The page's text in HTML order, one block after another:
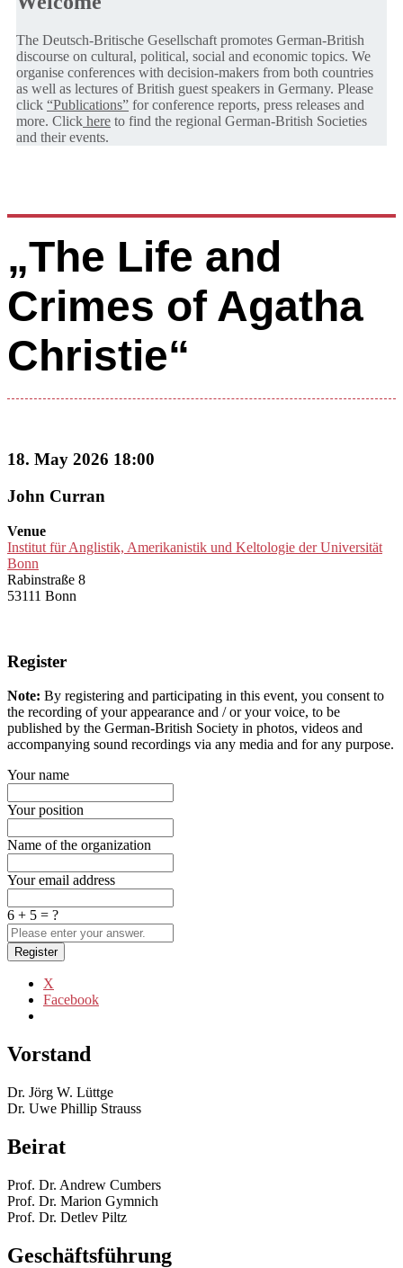
The Deutsch-Britische Gesellschaft promotes German-British
discourse on cultural, political, social and economic topics. We
organise conferences with decision-makers from both countries
as well as lectures of British guest speakers in Germany. Please
click “Publications” for conference reports, press releases and
more. Click here to find the regional German-British Societies
and their events.
„The Life and
Crimes of Agatha
Christie“
18. May 2026 18:00
John Curran
Venue
Institut für Anglistik, Amerikanistik und Keltologie der Universität
Bonn
Rabinstraße 8
53111 Bonn
Register
Note: By registering and participating in this event, you consent to
the recording of your appearance and / or your voice, to be
published by the German-British Society in photos, videos and
accompanying sound recordings via any media and for any purpose.
Your name
Your position
Name of the organization
Your email address
6 + 5 = ?
Register
X
Facebook
Vorstand
Dr. Jörg W. Lüttge
Dr. Uwe Phillip Strauss
Beirat
Prof. Dr. Andrew Cumbers
Prof. Dr. Marion Gymnich
Prof. Dr. Detlev Piltz
Geschäftsführung